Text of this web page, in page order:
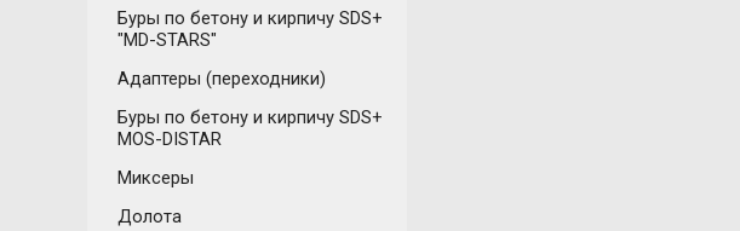
Буры по бетону и кирпичу SDS+
"MD-STARS"
Адаптеры (переходники)
Буры по бетону и кирпичу SDS+
MOS-DISTAR
Миксеры
Долота